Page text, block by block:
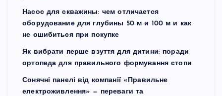
Насос для скважины: чем отличается
оборудование для глубины 50 м и 100 м и как
не ошибиться при покупке
Як вибрати перше взуття для дитини: поради
ортопеда для правильного формування стопи
Сонячні панелі від компанії «Правильне
електроживлення» — переваги та